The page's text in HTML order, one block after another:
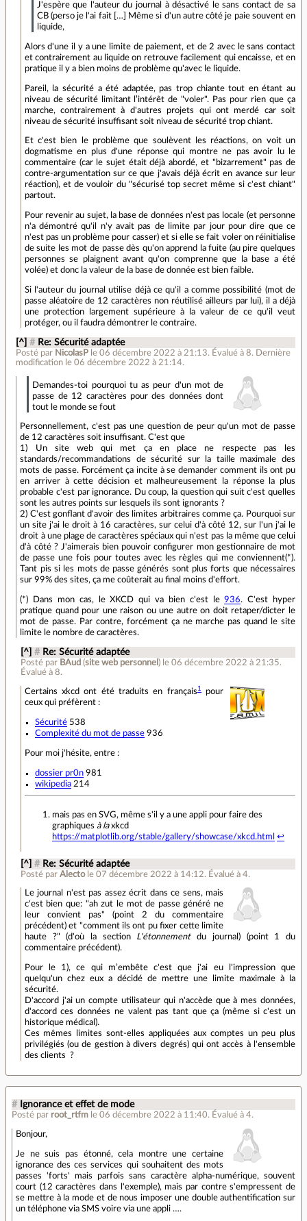
J'espère que l'auteur du journal à désactivé le sans contact de sa
CB (perso je l'ai fait […] Même si d'un autre côté je paie souvent en
liquide,
Alors d'une il y a une limite de paiement, et de 2 avec le sans contact
et contrairement au liquide on retrouve facilement qui encaisse, et en
pratique il y a bien moins de problème qu'avec le liquide.
Pareil, la sécurité a été adaptée, pas trop chiante tout en étant au
niveau de sécurité limitant l’intérêt de "voler". Pas pour rien que ça
marche, contrairement à d'autres projets qui ont merdé car soit
niveau de sécurité insuffisant soit niveau de sécurité trop chiant.
Et c'est bien le problème que soulèvent les réactions, on voit un
dogmatisme en plus d'une réponse qui montre ne pas avoir lu le
commentaire (car le sujet était déjà abordé, et "bizarrement" pas de
contre-argumentation sur ce que j'avais déjà écrit en avance sur leur
réaction), et de vouloir du "sécurisé top secret même si c'est chiant"
partout.
Pour revenir au sujet, la base de données n'est pas locale (et personne
n'a démontré qu'il n'y avait pas de limite par jour pour dire que ce
n'est pas un problème pour casser) et si elle se fait voler on réinitialise
de suite les mot de passe dès qu'on apprend la fuite (au pire quelques
personnes se plaignent avant qu'on comprenne que la base a été
volée) et donc la valeur de la base de donnée est bien faible.
Si l'auteur du journal utilise déjà ce qu'il a comme possibilité (mot de
passe aléatoire de 12 caractères non réutilisé ailleurs par lui), il a déjà
une protection largement supérieure à la valeur de ce qu'il veut
protéger, ou il faudra démontrer le contraire.
[^] # Re: Sécurité adaptée
Posté par NicolasP le 06 décembre 2022 à 21:13. Évalué à8. Dernière
modification le 06 décembre 2022 à 21:14.
Demandes-toi pourquoi tu as peur d'un mot de
passe de 12 caractères pour des données dont
tout le monde se fout
Personnellement, c'est pas une question de peur qu'un mot de passe
de 12 caractères soit insuffisant. C'est que
1) Un site web qui met ça en place ne respecte pas les
standards/recommandations de sécurité sur la taille maximale des
mots de passe. Forcément ça incite à se demander comment ils ont pu
en arriver à cette décision et malheureusement la réponse la plus
probable c'est par ignorance. Du coup, la question qui suit c'est quelles
sont les autres points sur lesquels ils sont ignorants ?
2) C'est gonflant d'avoir des limites arbitraires comme ça. Pourquoi sur
un site j'ai le droit à 16 caractères, sur celui d'à côté 12, sur l'un j'ai le
droit à une plage de caractères spéciaux qui n'est pas la même que celui
d'à côté ? J'aimerais bien pouvoir configurer mon gestionnaire de mot
de passe une fois pour toutes avec les règles qui me conviennent(*).
Tant pis si les mots de passe générés sont plus forts que nécessaires
sur 99% des sites, ça me coûterait au final moins d'effort.
(*) Dans mon cas, le XKCD qui va bien c'est le936. C'est hyper
pratique quand pour une raison ou une autre on doit retaper/dicter le
mot de passe. Par contre, forcément ça ne marche pas quand le site
limite le nombre de caractères.
[^] # Re: Sécurité adaptée
Posté par BAud (site web personnel ) le 06 décembre 2022 à 21:35.
Évalué à 8.
Certains xkcd ont été traduits en français 1pour
ceux qui préfèrent :
Sécurité538
Complexité du mot de passe936
Pour moi j'hésite, entre :
dossier pr0n981
wikipedia214
mais pas en SVG, même s'il y a une appli pour faire des
graphiques à laxkcd
https://matplotlib.org/stable/gallery/showcase/xkcd.html ↩
[^] # Re: Sécurité adaptée
Posté par Alecto le 07 décembre 2022 à 14:12. Évalué à 4.
Le journal n'est pas assez écrit dans ce sens, mais
c'est bien que: "ah zut le mot de passe généré ne
leur convient pas" (point 2 du commentaire
précédent) et "comment ils ont pu fixer cette limite
haute ?" (d'où la section L'étonnementdu journal) (point 1 du
commentaire précédent).
Pour le 1), ce qui m’embête c'est que j'ai eu l'impression que
quelqu'un chez eux a décidé de mettre une limite maximale à la
sécurité.
D'accord j'ai un compte utilisateur qui n'accède que à mes données,
d'accord ces données ne valent pas tant que ça (même si c'est un
historique médical).
Ces mêmes limites sont-elles appliquées aux comptes un peu plus
privilégiés (ou de gestion à divers degrés) qui ont accès à l'ensemble
des clients ?
# Ignorance et effet de mode
Posté par root_rtfm le 06 décembre 2022 à 11:40. Évalué à 4.
Bonjour,
Je ne suis pas étonné, cela montre une certaine
ignorance des ces services qui souhaitent des mots
passes 'forts' mais parfois sans caractère alpha-numérique, souvent
court (12 caractères dans l'exemple), mais par contre s'empressent de
se mettre à la mode et de nous imposer une double authentification sur
un téléphone via SMS voire via une appli ….